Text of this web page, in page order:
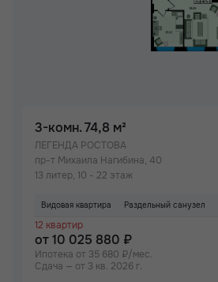
3-комн.74,8 м²
ЛЕГЕНДА РОСТОВА
пр-т Михаила Нагибина, 40
13 литер, 10 - 22 этаж
Видовая квартира Раздельный санузел
Детский сад на территории ЖК
12 квартир
от 10 025 880 ₽
Ипотека от 35 680 ₽/мес.
Сдача — от 3 кв. 2026 г.